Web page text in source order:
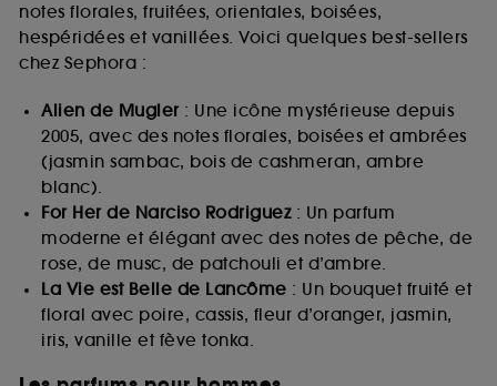
notes florales, fruitées, orientales, boisées,
hespéridées et vanillées. Voici quelques best-sellers
chez Sephora :
Alien de Mugler: Une icône mystérieuse depuis
2005, avec des notes florales, boisées et ambrées
(jasmin sambac, bois de cashmeran, ambre
blanc).
For Her de Narciso Rodriguez: Un parfum
moderne et élégant avec des notes de pêche, de
rose, de musc, de patchouli et d’ambre.
La Vie est Belle de Lancôme : Un bouquet fruité et
floral avec poire, cassis, fleur d’oranger, jasmin,
iris, vanille et fève tonka.